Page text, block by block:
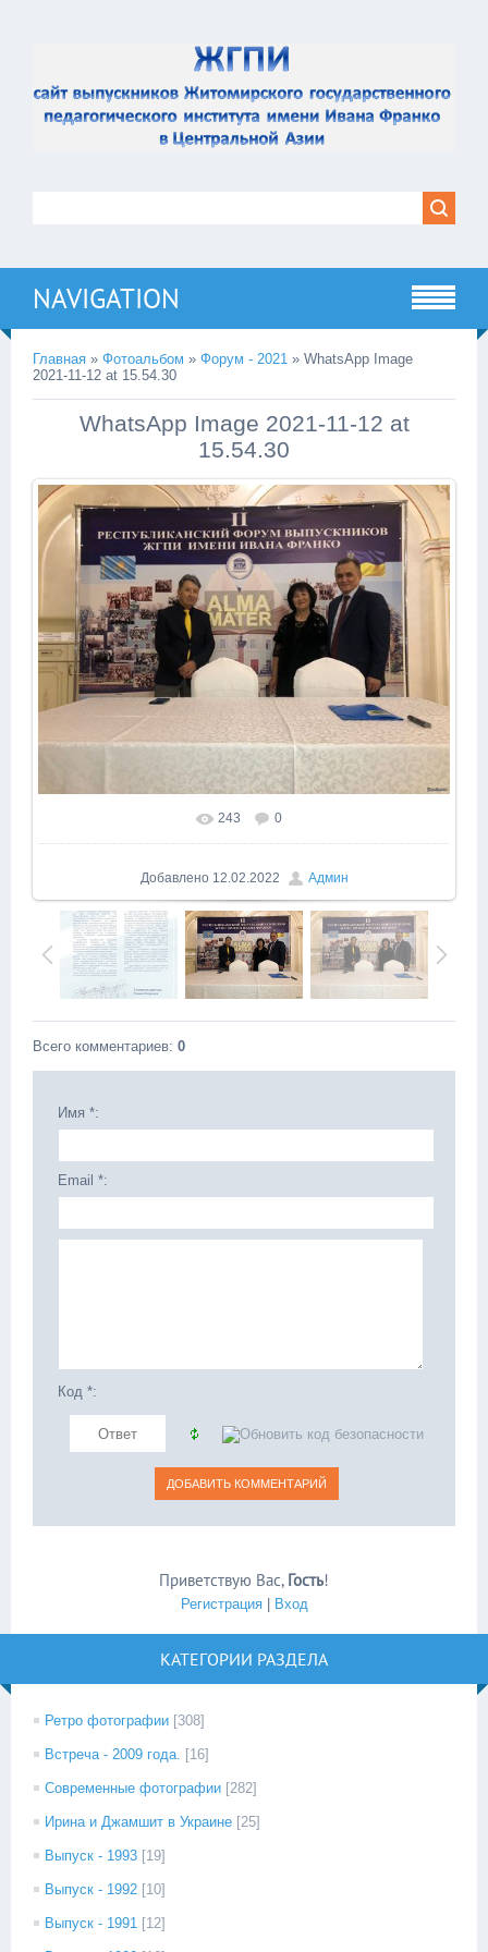
NAVIGATION
Главная » Фотоальбом » Форум - 2021 » WhatsApp Image
2021-11-12 at 15.54.30
WhatsApp Image 2021-11-12 at
15.54.30
243 0
Добавлено 12.02.2022 Админ
Всего комментариев: 0
Имя *:
Email *:
Код *:
Приветствую Вас, Гость!
Регистрация| Вход
КАТЕГОРИИ РАЗДЕЛА
Ретро фотографии [308]
Встреча - 2009 года. [16]
Современные фотографии [282]
Ирина и Джамшит в Украине [25]
Выпуск - 1993 [19]
Выпуск - 1992 [10]
Выпуск - 1991 [12]